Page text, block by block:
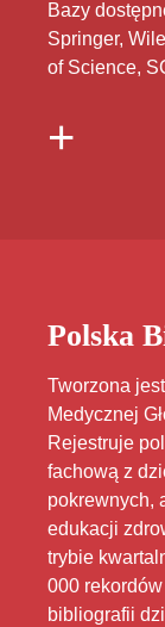
Bazy
Springer,
of Science,
+
Polska
Tworzona
Medycznej
Rejestruje
fachową z
pokrewnych,
edukacji
trybie
000
bibliografii